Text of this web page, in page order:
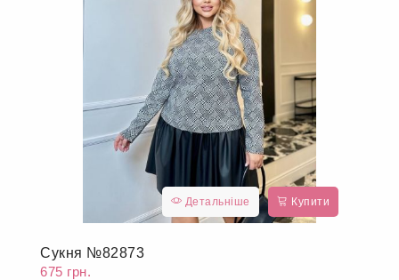
Детальніше Купити
Сукня №82873
675 грн.